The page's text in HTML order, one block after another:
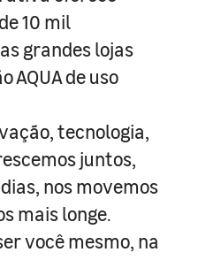
10 mil
grandes lojas
AQUA de uso
tecnologia,
juntos,
nos movemos
mais longe.
você mesmo, na